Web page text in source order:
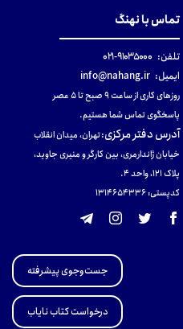
تماس با نهنگ
تلفن: ۹۱۰۳۵۰۰۰-۰۲۱
ایمیل: info@nahang.ir
روزهای کاری از ساعت ۹ صبح تا ۵ عصر
پاسخگوی تماس شما هستیم.
آدرس دفتر مرکزی:تهران، میدان انقلاب
خیابان ژاندارمری، بین کارگر و منیری جاوید،
پلاک 121، واحد ۴.
کدپستی: 131465433۶
جست‌وجوی پیشرفته
درخواست کتاب نایاب